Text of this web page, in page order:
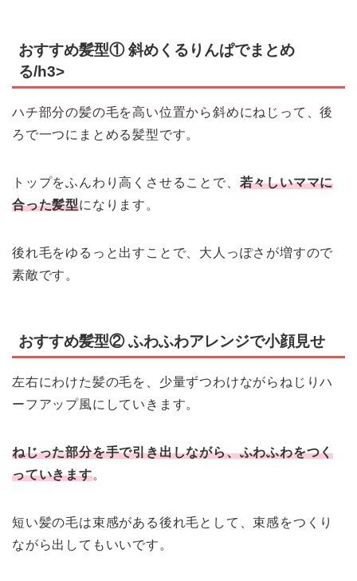
おすすめ髪型① 斜めくるりんぱでまとめ
る/h3>
ハチ部分の髪の毛を高い位置から斜めにねじって、後
ろで一つにまとめる髪型です。
トップをふんわり高くさせることで、 若々しいママに
合った髪型になります。
後れ毛をゆるっと出すことで、大人っぽさが増すので
素敵です。
おすすめ髪型② ふわふわアレンジで小顔見せ
左右にわけた髪の毛を、少量ずつわけながらねじりハ
ーフアップ風にしていきます。
ねじった部分を手で引き出しながら、ふわふわをつく
っていきます。
短い髪の毛は束感がある後れ毛として、束感をつくり
ながら出してもいいです。